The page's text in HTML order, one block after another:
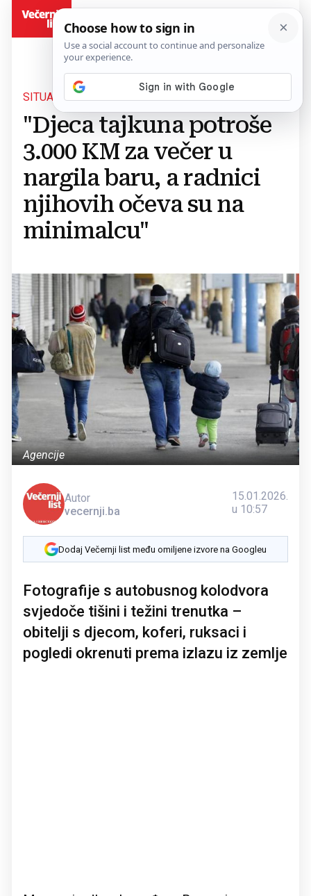
SITUACIJA U BIH
"Djeca tajkuna potroše
3.000 KM za večer u
nargila baru, a radnici
njihovih očeva su na
minimalcu"
Agencije
Autor
vecernji.ba
15.01.2026.
u 10:57
Dodaj Večernji list među omiljene izvore na Googleu
Fotografije s autobusnog kolodvora
svjedoče tišini i težini trenutka –
obitelji s djecom, koferi, ruksaci i
pogledi okrenuti prema izlazu iz zemlje